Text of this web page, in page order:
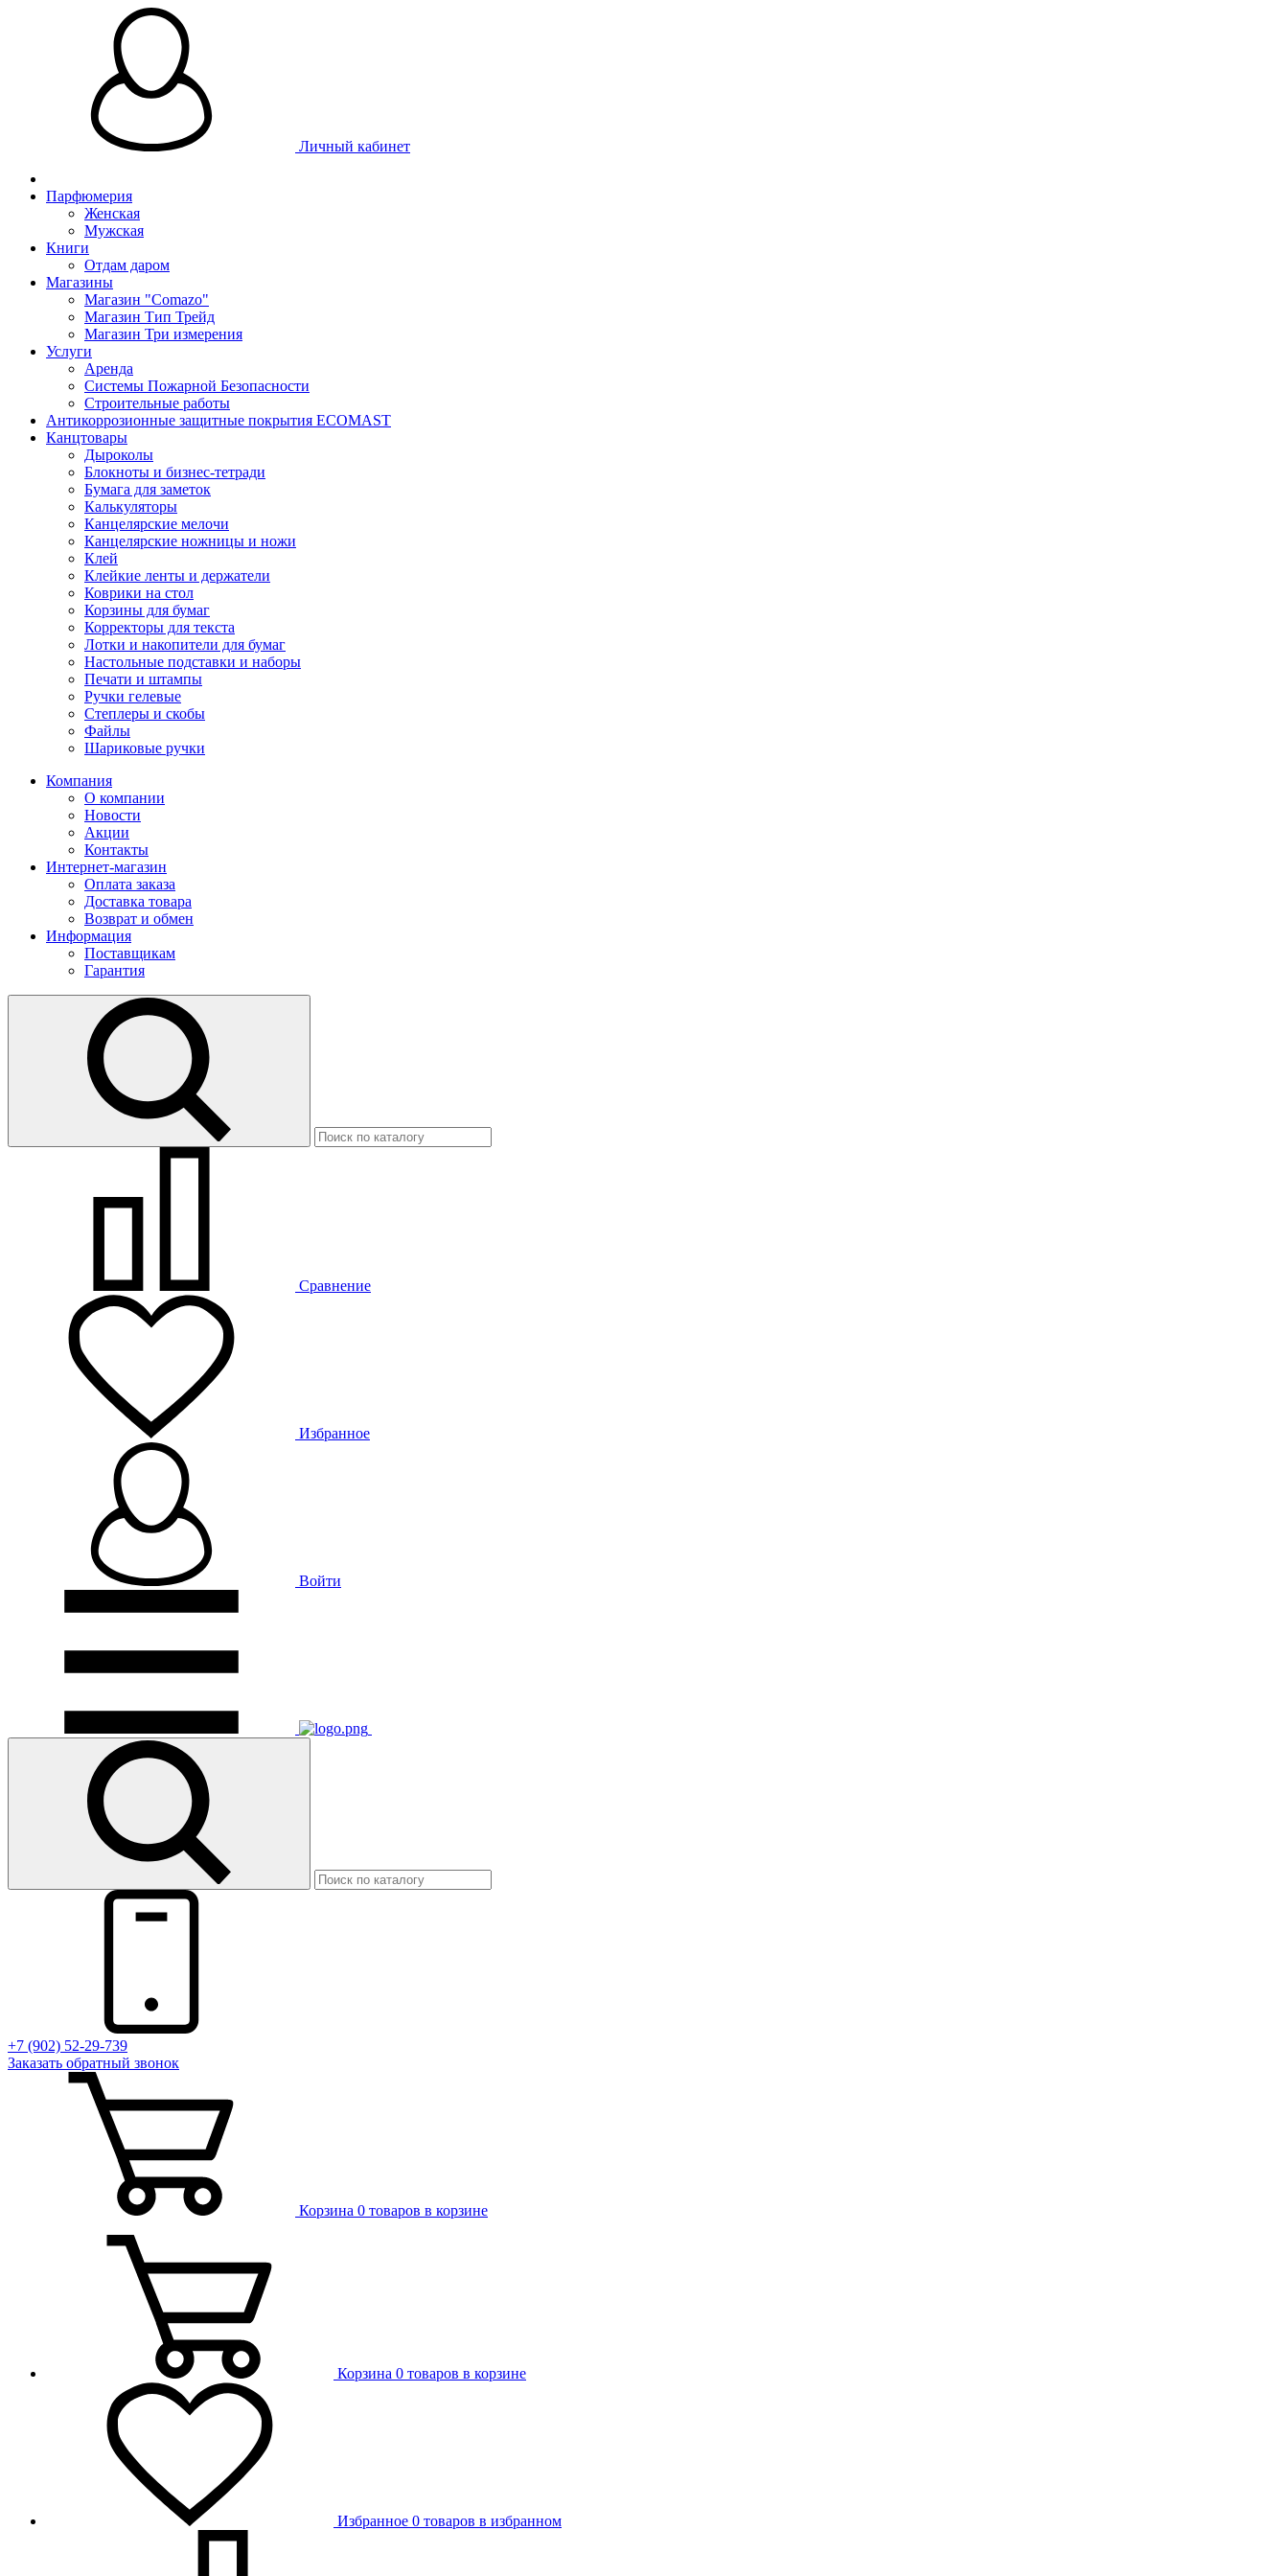
Личный кабинет
Парфюмерия
Женская
Мужская
Книги
Отдам даром
Магазины
Магазин "Comazo"
Магазин Тип Трейд
Магазин Три измерения
Услуги
Аренда
Системы Пожарной Безопасности
Строительные работы
Антикоррозионные защитные покрытия ECOMAST
Канцтовары
Дыроколы
Блокноты и бизнес-тетради
Бумага для заметок
Калькуляторы
Канцелярские мелочи
Канцелярские ножницы и ножи
Клей
Клейкие ленты и держатели
Коврики на стол
Корзины для бумаг
Корректоры для текста
Лотки и накопители для бумаг
Настольные подставки и наборы
Печати и штампы
Ручки гелевые
Степлеры и скобы
Файлы
Шариковые ручки
Компания
О компании
Новости
Акции
Контакты
Интернет-магазин
Оплата заказа
Доставка товара
Возврат и обмен
Информация
Поставщикам
Гарантия
Сравнение
Избранное
Войти
+7 (902) 52-29-739
Заказать обратный звонок
Корзина 0 товаров в корзине
Корзина 0 товаров в корзине
Избранное 0 товаров в избранном